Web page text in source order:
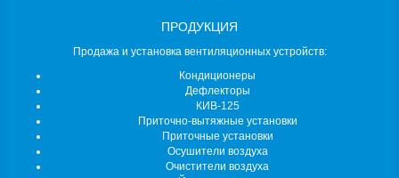
ПРОДУКЦИЯ
Продажа и установка вентиляционных устройств:
Кондиционеры
Дефлекторы
КИВ-125
Приточно-вытяжные установки
Приточные установки
Осушители воздуха
Очистители воздуха